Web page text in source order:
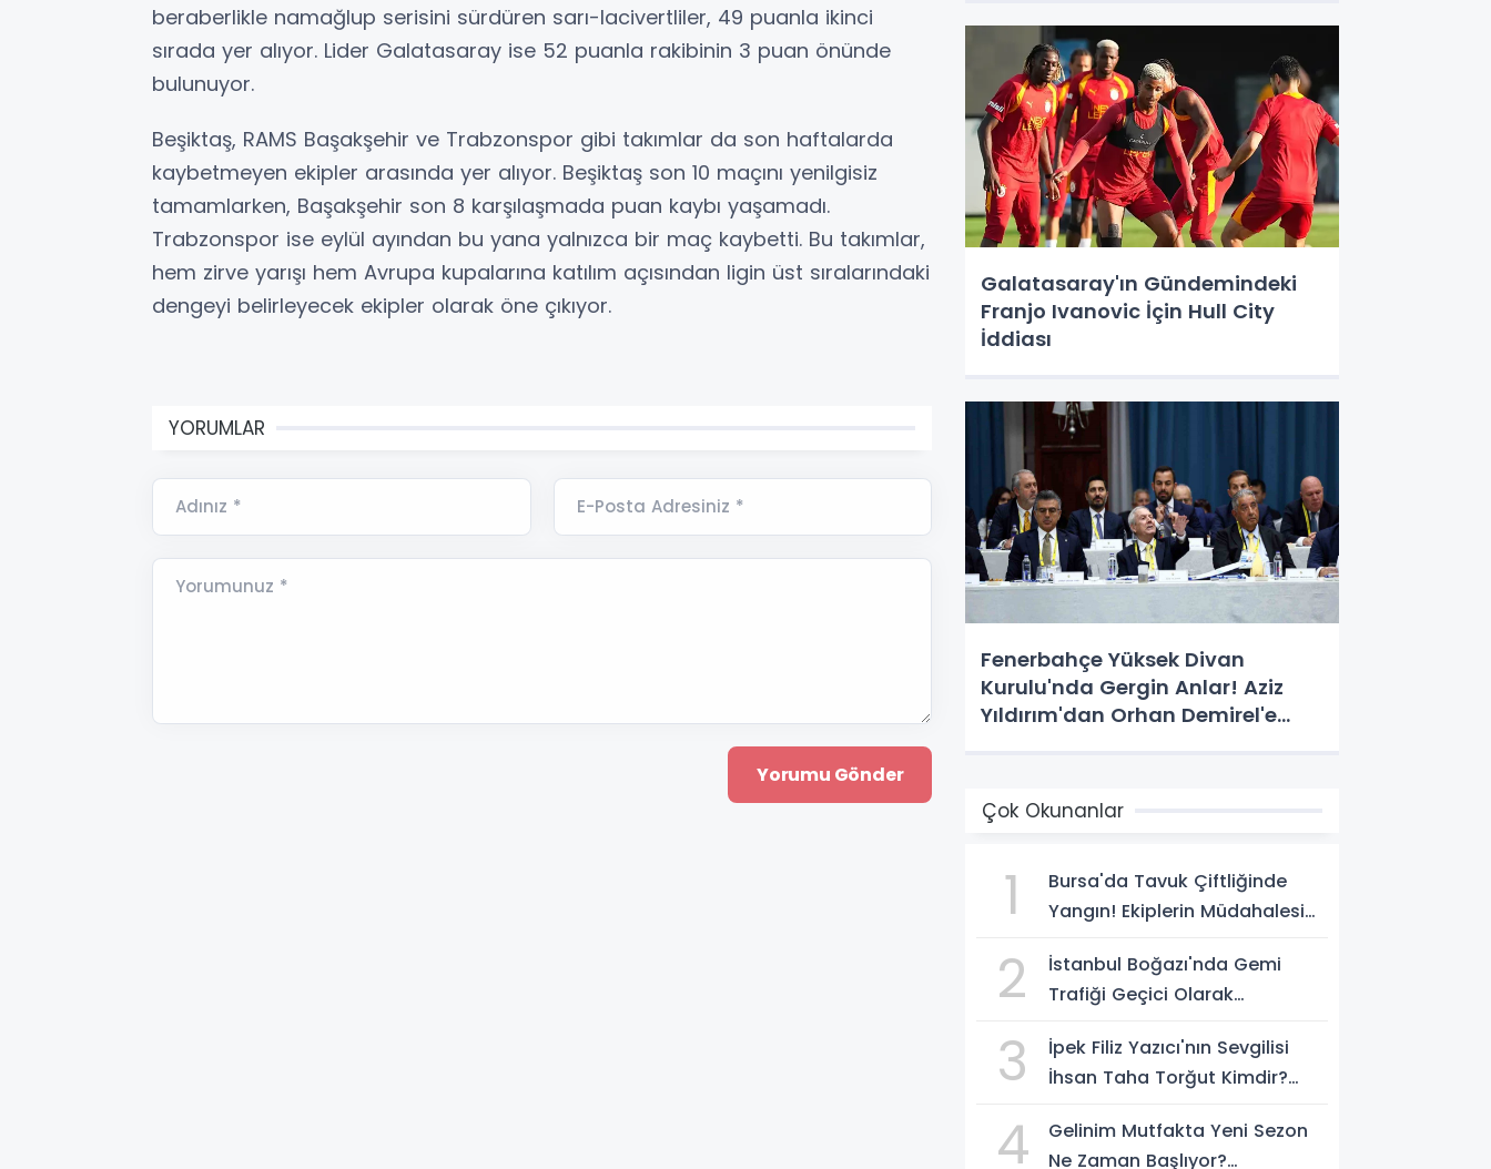
beraberlikle namağlup serisini sürdüren sarı-lacivertliler, 49 puanla ikinci
sırada yer alıyor. Lider Galatasaray ise 52 puanla rakibinin 3 puan önünde
bulunuyor.
Beşiktaş, RAMS Başakşehir ve Trabzonspor gibi takımlar da son haftalarda
kaybetmeyen ekipler arasında yer alıyor. Beşiktaş son 10 maçını yenilgisiz
tamamlarken, Başakşehir son 8 karşılaşmada puan kaybı yaşamadı.
Trabzonspor ise eylül ayından bu yana yalnızca bir maç kaybetti. Bu takımlar,
hem zirve yarışı hem Avrupa kupalarına katılım açısından ligin üst sıralarındaki
dengeyi belirleyecek ekipler olarak öne çıkıyor.
YORUMLAR
Adınız * E-Posta Adresiniz *
Yorumunuz *
Galatasaray'ın Gündemindeki
Franjo Ivanovic İçin Hull City
İddiası
Fenerbahçe Yüksek Divan
Kurulu'nda Gergin Anlar! Aziz
Yıldırım'dan Orhan Demirel'e
Çok Okunanlar
1
Bursa'da Tavuk Çiftliğinde
Yangın! Ekiplerin Müdahalesi
2
İstanbul Boğazı'nda Gemi
Trafiği Geçici Olarak
3
İpek Filiz Yazıcı'nın Sevgilisi
İhsan Taha Torğut Kimdir?
Ediliyor
4
Gelinim Mutfakta Yeni Sezon
Ne Zaman Başlıyor?